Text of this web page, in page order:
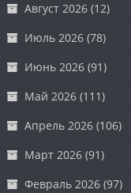
Август 2026 (12)
Июль 2026 (78)
Июнь 2026 (91)
Май 2026 (111)
Апрель 2026 (106)
Март 2026 (91)
Февраль 2026 (97)